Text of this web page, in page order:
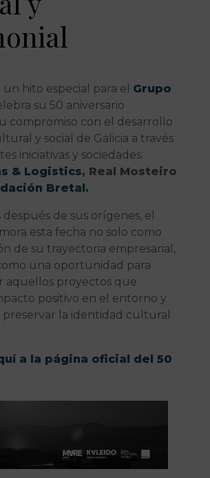
hito especial para el Grupo
su 50 aniversario
compromiso con el desarrollo
y social de Galicia a través
iniciativas y sociedades:
& Logistics, Real Mosteiro
Bretal.
después de sus orígenes, el
esta fecha no solo como
de su trayectoria empresarial,
una oportunidad para
aquellos proyectos que
positivo en el entorno y
la identidad cultural
a la página oficial del 50